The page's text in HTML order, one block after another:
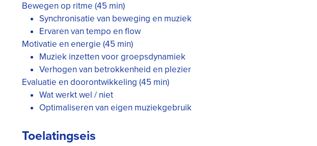
Bewegen op ritme (45 min)
Synchronisatie van beweging en muziek
Ervaren van tempo en flow
Motivatie en energie (45 min)
Muziek inzetten voor groepsdynamiek
Verhogen van betrokkenheid en plezier
Evaluatie en doorontwikkeling (45 min)
Wat werkt wel / niet
Optimaliseren van eigen muziekgebruik
Toelatingseis